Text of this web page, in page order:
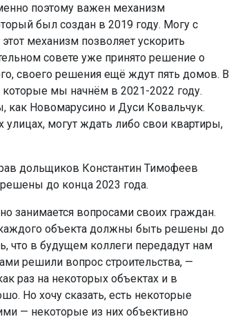
поэтому важен механизм
был создан в 2019 году. Могу с
механизм позволяет ускорить
совете уже принято решение о
своего решения ещё ждут пять домов. В
которые мы начнём в 2021-2022 году.
как Новомарусино и Дуси Ковальчук.
могут ждать либо свои квартиры,
дольщиков Константин Тимофеев
до конца 2023 года.
занимается вопросами своих граждан.
объекта должны быть решены до
что в будущем коллеги передадут нам
решили вопрос строительства, —
раз на некоторых объектах и в
Но хочу сказать, есть некоторые
— некоторые из них объективно